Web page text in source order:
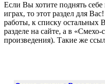
Если Вы хотите поднять
играх, то этот раздел для
работы, к списку остальных
разделе на сайте, а в
произведения). Такие же